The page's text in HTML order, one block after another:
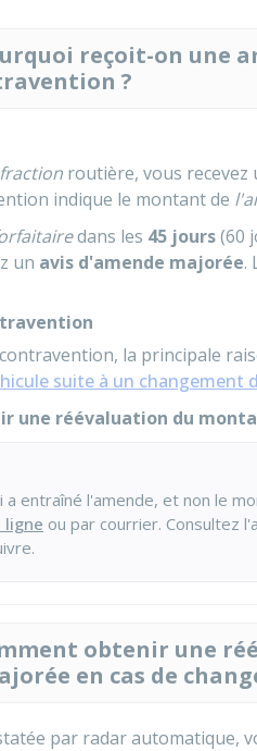
reçoit-on une
?
routière, vous recevez
indique le montant de
dans les 45 jours(60
un avis d'amende majorée.
la principale
suite à un changement
une réévaluation du
a entraîné l'amende, et non le
ligne ou par courrier. Consultez
obtenir une
en cas de
par radar automatique,